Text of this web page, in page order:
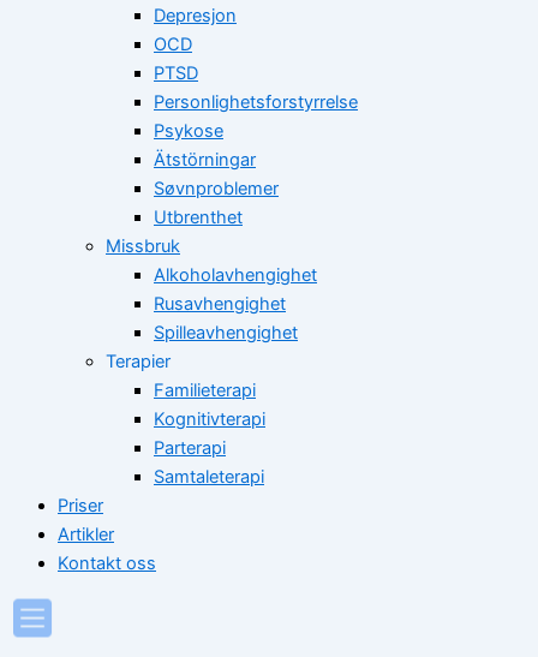
Depresjon
OCD
PTSD
Personlighetsforstyrrelse
Psykose
Ätstörningar
Søvnproblemer
Utbrenthet
Missbruk
Alkoholavhengighet
Rusavhengighet
Spilleavhengighet
Terapier
Familieterapi
Kognitivterapi
Parterapi
Samtaleterapi
Priser
Artikler
Kontakt oss